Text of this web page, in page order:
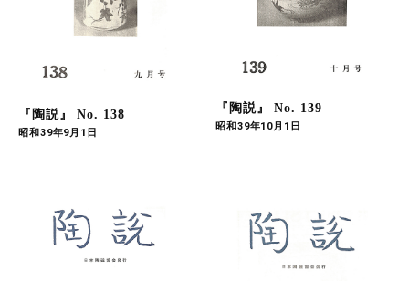
『陶説』 No. 138
昭和39年9月1日
『陶説』 No. 139
昭和39年10月1日